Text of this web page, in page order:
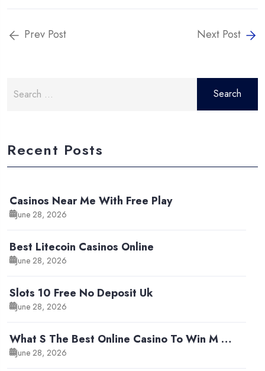
Prev Post Next Post
for:
Recent Posts
Casinos Near Me With Free Play
June 28, 2026
Best Litecoin Casinos Online
June 28, 2026
Slots 10 Free No Deposit Uk
June 28, 2026
What S The Best Online Casino To Win M …
June 28, 2026